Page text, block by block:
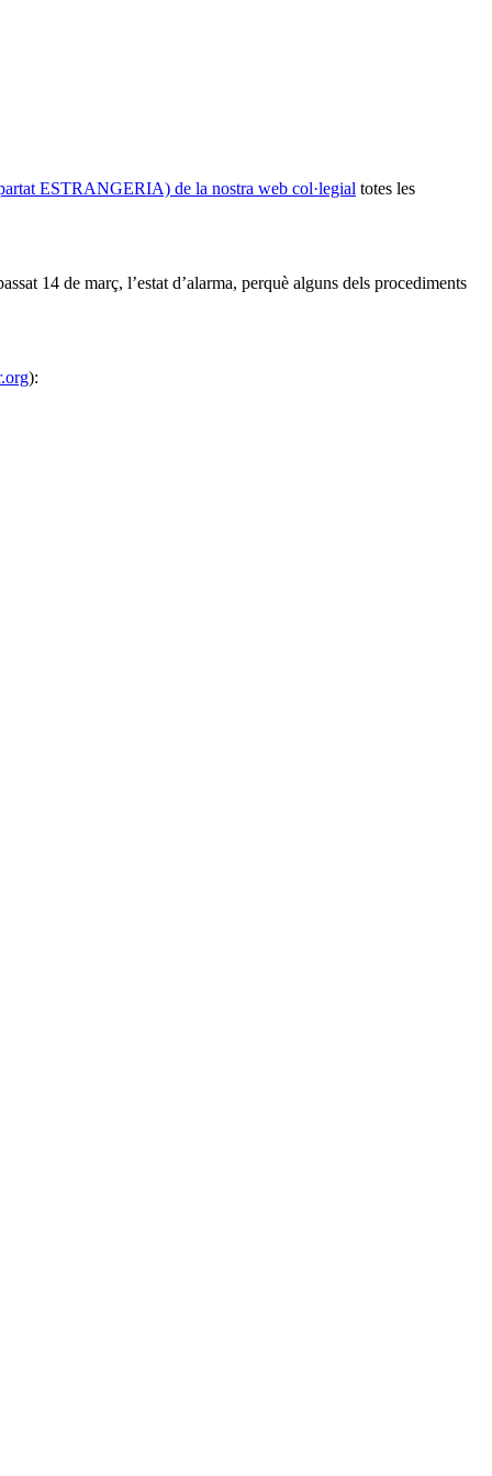
ESTRANGERIA) de la nostra web col·legial totes les
14 de març, l’estat d’alarma, perquè alguns dels procediments
):